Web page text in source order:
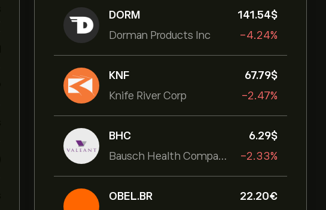
DORM
Dorman Products Inc
141.54‎$‎
-4.24%
KNF
Knife River Corp
67.79‎$‎
-2.47%
BHC
Bausch Health Companies Inc
6.29‎$‎
-2.33%
OBEL.BR
22.20‎€‎